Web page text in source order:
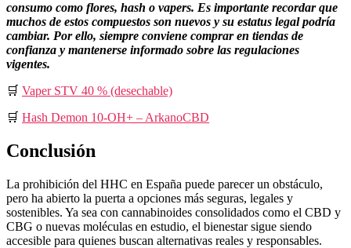
consumo como flores, hash o vapers. Es importante recordar que
muchos de estos compuestos son nuevos y su estatus legal podría
cambiar. Por ello, siempre conviene comprar en tiendas de
confianza y mantenerse informado sobre las regulaciones
vigentes.
🛒 Vaper STV 40 % (desechable)
🛒 Hash Demon 10‑OH+ – ArkanoCBD
Conclusión
La prohibición del HHC en España puede parecer un obstáculo,
pero ha abierto la puerta a opciones más seguras, legales y
sostenibles. Ya sea con cannabinoides consolidados como el CBD y
CBG o nuevas moléculas en estudio, el bienestar sigue siendo
accesible para quienes buscan alternativas reales y responsables.